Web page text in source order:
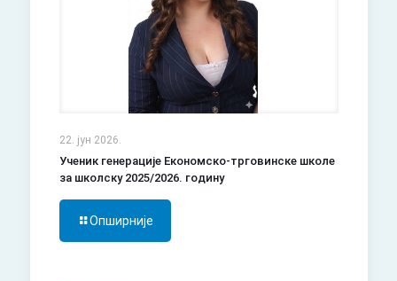
22. јун 2026.
Ученик генерације Економско-трговинске школе
за школску 2025/2026. годину
Опширније